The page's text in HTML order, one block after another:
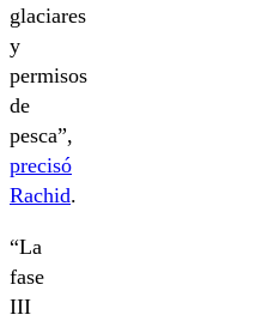
glaciares
y
permisos
de
pesca”,
precisó
Rachid.
“La
fase
III